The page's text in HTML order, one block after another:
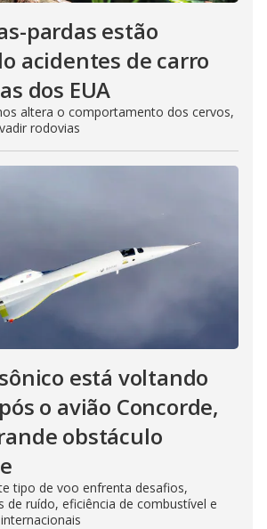
pardas estão
acidentes de carro
dos EUA
altera o comportamento dos cervos,
rodovias
está voltando
o avião Concorde,
obstáculo
tipo de voo enfrenta desafios,
de ruído, eficiência de combustível e